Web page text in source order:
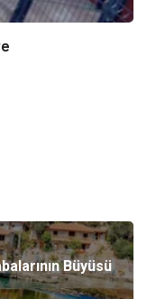
Büyüsü